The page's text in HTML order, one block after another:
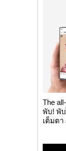
The
พับ! พับ
เต็มต